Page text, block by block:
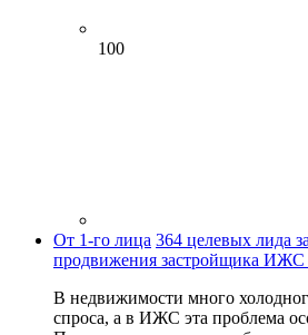
100
От 1-го лица 364 целевых лида
продвижения застройщика
В недвижимости много
спроса, а в ИЖС эта проблема